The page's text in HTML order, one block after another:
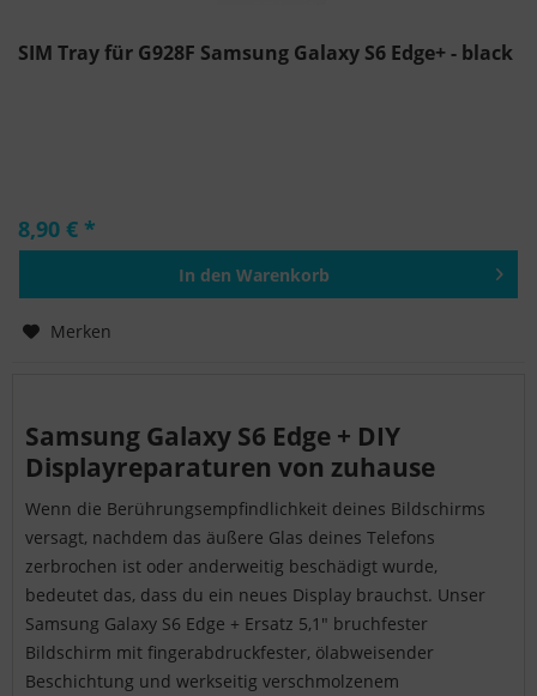
SIM Tray für G928F Samsung Galaxy S6 Edge+ - black
8,90 € *
In den Warenkorb
Merken
Samsung Galaxy S6 Edge + DIY
Displayreparaturen von zuhause
Wenn die Berührungsempfindlichkeit deines Bildschirms
versagt, nachdem das äußere Glas deines Telefons
zerbrochen ist oder anderweitig beschädigt wurde,
bedeutet das, dass du ein neues Display brauchst. Unser
Samsung Galaxy S6 Edge + Ersatz 5,1" bruchfester
Bildschirm mit fingerabdruckfester, ölabweisender
Beschichtung und werkseitig verschmolzenem